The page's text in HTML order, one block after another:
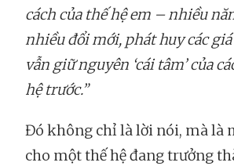
cách của thế hệ em – nhiều
nhiều đổi mới, phát huy các
vẫn giữ nguyên ‘cái tâm’ của
hệ trước.”
Đó không chỉ là lời nói, mà là
cho một thế hệ đang trưởng